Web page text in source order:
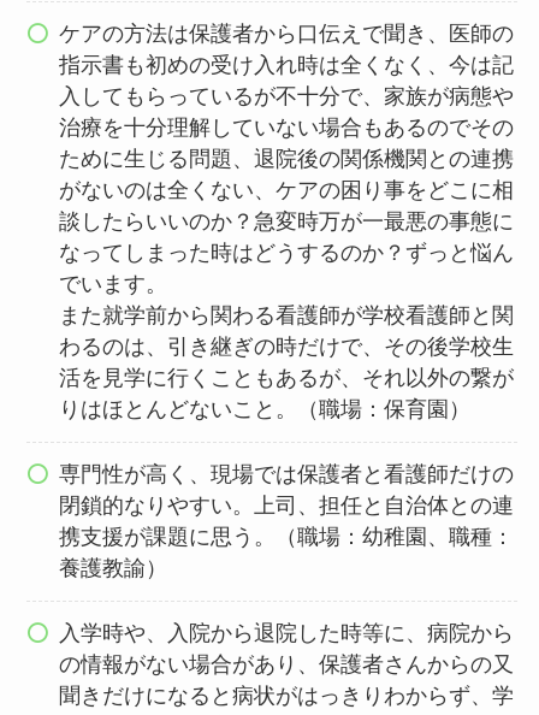
ケアの方法は保護者から口伝えで聞き、医師の
指示書も初めの受け入れ時は全くなく、今は記
入してもらっているが不十分で、家族が病態や
治療を十分理解していない場合もあるのでその
ために生じる問題、退院後の関係機関との連携
がないのは全くない、ケアの困り事をどこに相
談したらいいのか？急変時万が一最悪の事態に
なってしまった時はどうするのか？ずっと悩ん
でいます。
また就学前から関わる看護師が学校看護師と関
わるのは、引き継ぎの時だけで、その後学校生
活を見学に行くこともあるが、それ以外の繋が
りはほとんどないこと。（職場：保育園）
専門性が高く、現場では保護者と看護師だけの
閉鎖的なりやすい。上司、担任と自治体との連
携支援が課題に思う。（職場：幼稚園、職種：
養護教諭）
入学時や、入院から退院した時等に、病院から
の情報がない場合があり、保護者さんからの又
聞きだけになると病状がはっきりわからず、学